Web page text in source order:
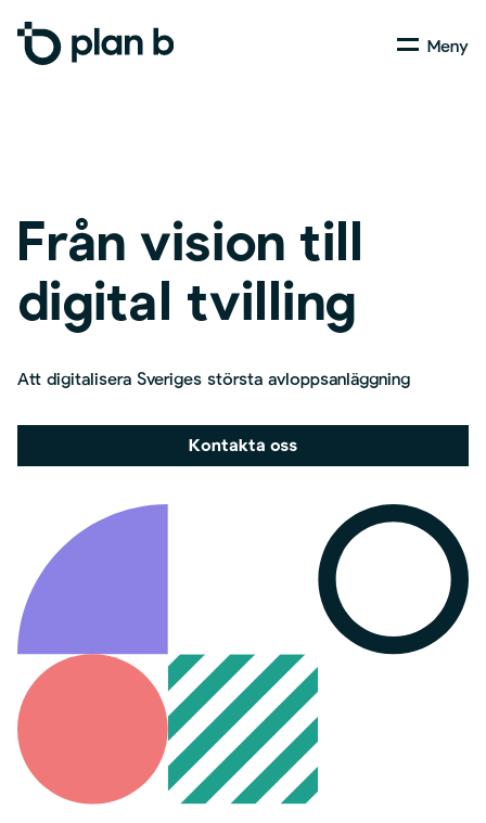
main
Menu
Från vision till
digital tvilling
Att digitalisera Sveriges största avloppsanläggning
Kontakta oss